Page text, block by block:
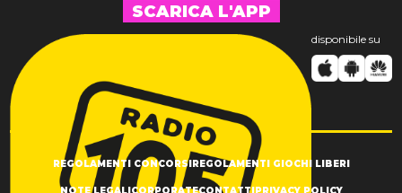
SCARICA L'APP
disponibile su
REGOLAMENTI CONCORSIREGOLAMENTI GIOCHI LIBERI
NOTE LEGALICORPORATECONTATTIPRIVACY POLICY